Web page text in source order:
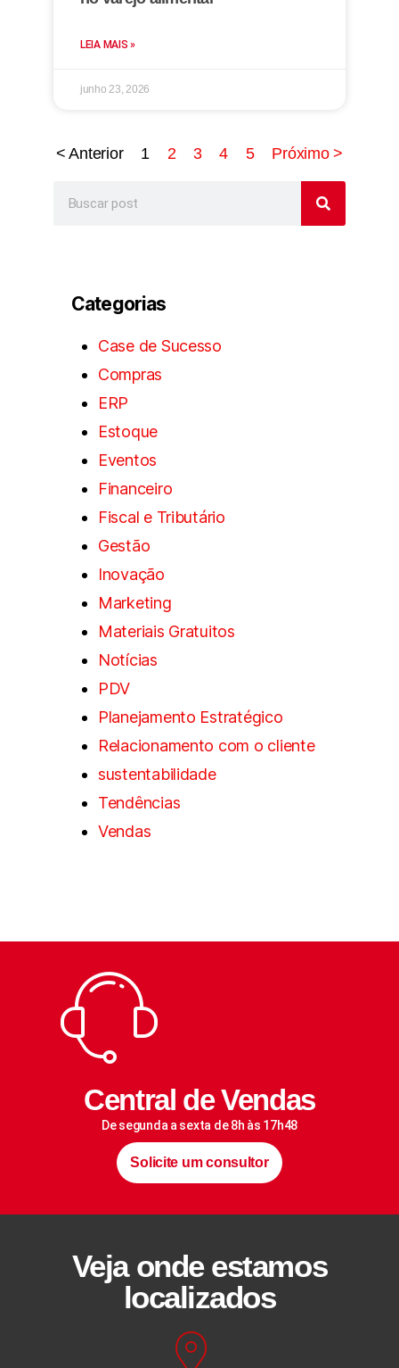
LEIA MAIS »
junho 23, 2026
< Anterior 1 2 3 4 5 Próximo >
Categorias
Case de Sucesso
Compras
ERP
Estoque
Eventos
Financeiro
Fiscal e Tributário
Gestão
Inovação
Marketing
Materiais Gratuitos
Notícias
PDV
Planejamento Estratégico
Relacionamento com o cliente
sustentabilidade
Tendências
Vendas
Central de Vendas
De segunda a sexta de 8h às 17h48
Solicite um consultor
Veja onde estamos
localizados